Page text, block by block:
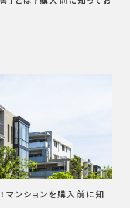
ンションを購入前に知